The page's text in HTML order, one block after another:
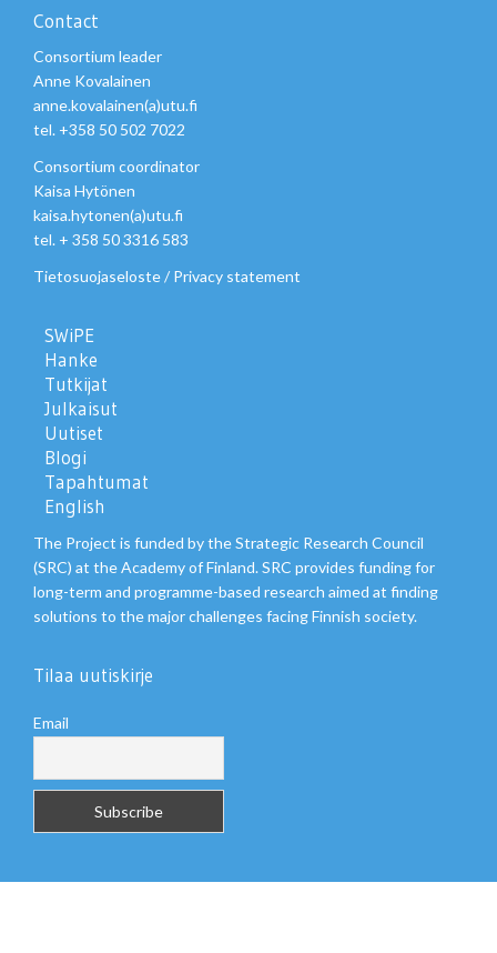
Contact
Consortium leader
Anne Kovalainen
anne.kovalainen(a)utu.fi
tel. +358 50 502 7022
Consortium coordinator
Kaisa Hytönen
kaisa.hytonen(a)utu.fi
tel. + 358 50 3316 583
Tietosuojaseloste/ Privacy statement
SWiPE
Hanke
Tutkijat
Julkaisut
Uutiset
Blogi
Tapahtumat
English
The Project is funded by the Strategic Research Council
(SRC) at the Academy of Finland. SRC provides funding for
long-term and programme-based research aimed at finding
solutions to the major challenges facing Finnish society.
Tilaa uutiskirje
Email